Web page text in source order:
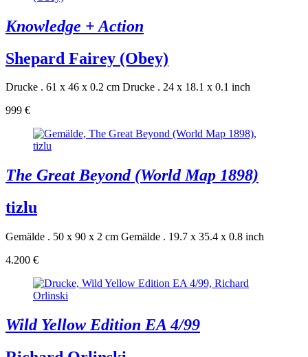
Knowledge + Action
Shepard Fairey (Obey)
Drucke . 61 x 46 x 0.2 cm Drucke . 24 x 18.1 x 0.1 inch
999 €
The Great Beyond (World Map 1898)
tizlu
Gemälde . 50 x 90 x 2 cm Gemälde . 19.7 x 35.4 x 0.8 inch
4.200 €
Wild Yellow Edition EA 4/99